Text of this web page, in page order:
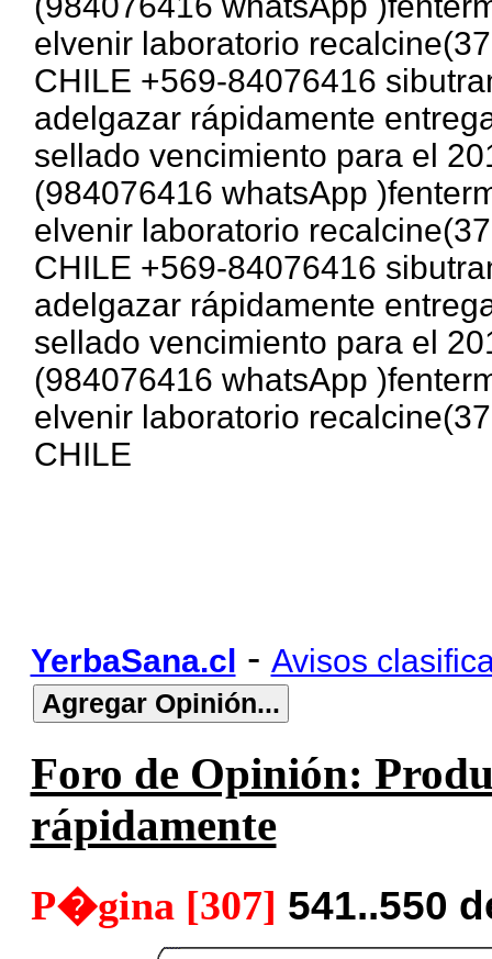
elvenir laboratorio
CHILE +569-84076416
adelgazar rápidamente
sellado vencimiento para el
(984076416 whatsApp
elvenir laboratorio
CHILE +569-84076416
adelgazar rápidamente
sellado vencimiento para el
(984076416 whatsApp
elvenir laboratorio
CHILE
YerbaSana.cl - Avisos
Foro de Opinión:
rápidamente
P�gina [307] 541..550